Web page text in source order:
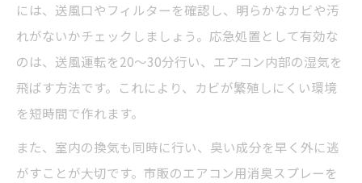
には、送風口やフィルターを確認し、明らかなカビや汚
れがないかチェックしましょう。応急処置として有効な
のは、送風運転を20～30分行い、エアコン内部の湿気を
飛ばす方法です。これにより、カビが繁殖しにくい環境
を短時間で作れます。
また、室内の換気も同時に行い、臭い成分を早く外に逃
がすことが大切です。市販のエアコン用消臭スプレーを